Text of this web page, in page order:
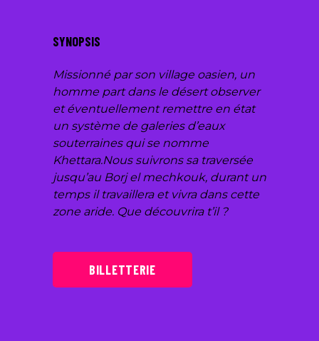
SYNOPSIS
Missionné par son village oasien, un
homme part dans le désert observer
et éventuellement remettre en état
un système de galeries d’eaux
souterraines qui se nomme
Khettara.Nous suivrons sa traversée
jusqu’au Borj el mechkouk, durant un
temps il travaillera et vivra dans cette
zone aride. Que découvrira t’il ?
BILLETTERIE